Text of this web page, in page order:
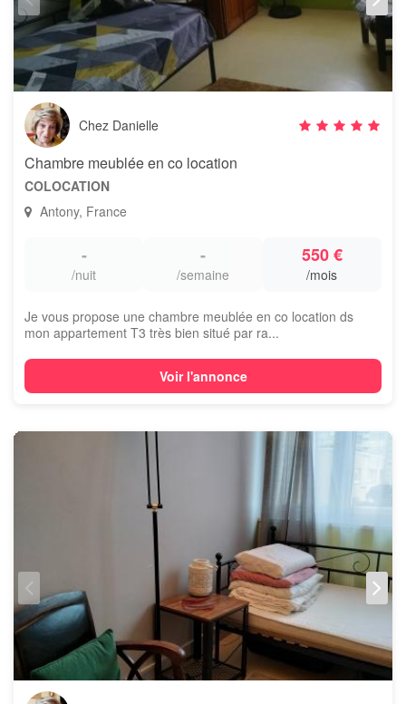
Chez Danielle
Chambre meublée en co location
COLOCATION
Antony, France
-
/nuit
-
/semaine
550 €
/mois
Je vous propose une chambre meublée en co location ds
mon appartement T3 très bien situé par ra...
Voir l'annonce